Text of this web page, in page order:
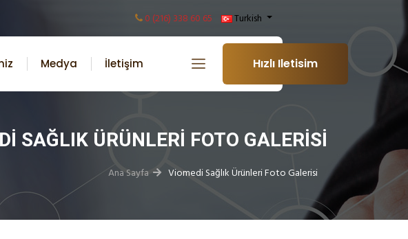
0 (216) 338 60 65 Turkish
Medya İletişim Hızlı Iletisim
SAĞLIK ÜRÜNLERI FOTO GALERISI
Ana Sayfa Viomedi Sağlık Ürünleri Foto Galerisi